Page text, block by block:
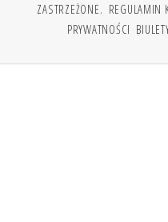
ZASTRZEŻONE. REGULAMIN
PRYWATNOŚCI